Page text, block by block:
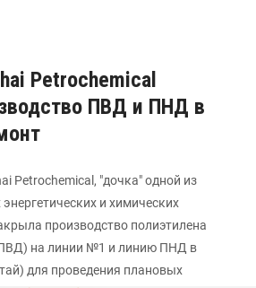
Petrochemical
ПВД и ПНД в
Petrochemical, "дочка" одной из
и химических
производство полиэтилена
на линии №1 и линию ПНД в
для проведения плановых